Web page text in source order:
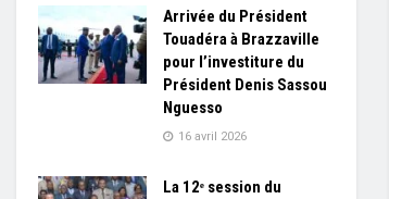
Arrivée du Président
Touadéra à Brazzaville
pour l’investiture du
Président Denis Sassou
Nguesso
16 avril 2026
La 12ᵉ session du